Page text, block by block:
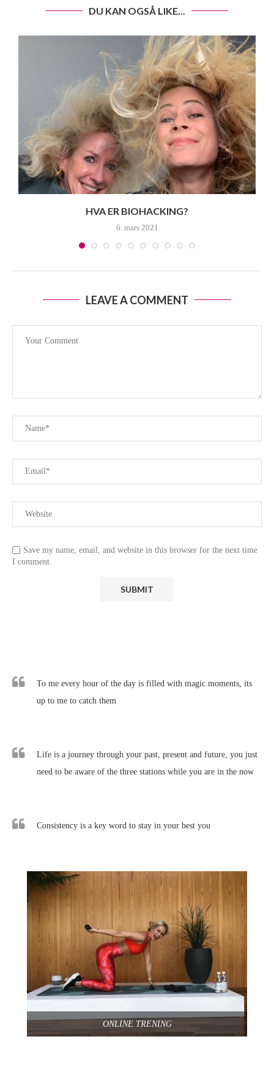
DU KAN OGSÅ LIKE...
HVA ER BIOHACKING?
6. mars 2021
LEAVE A COMMENT
Save my name, email, and website in this browser for the next time
I comment.
To me every hour of the day is filled with magic moments, its
up to me to catch them
Life is a journey through your past, present and future, you just
need to be aware of the three stations while you are in the now
Consistency is a key word to stay in your best you
ONLINE TRENING